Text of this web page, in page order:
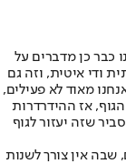
כבר כן מדברים על
ודי איטית, וזה גם
מאוד לא פעילים,
אז ההידרדרות
שזה יעזור לגוף
אין צורך לשנות